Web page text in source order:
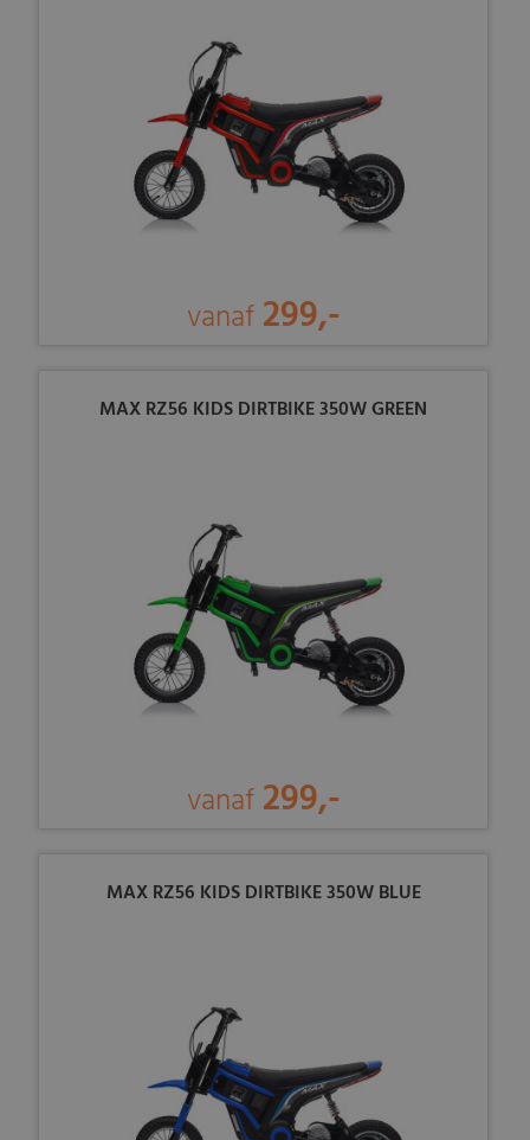
vanaf 299,-
MAX RZ56 KIDS DIRTBIKE 350W GREEN
vanaf 299,-
MAX RZ56 KIDS DIRTBIKE 350W BLUE